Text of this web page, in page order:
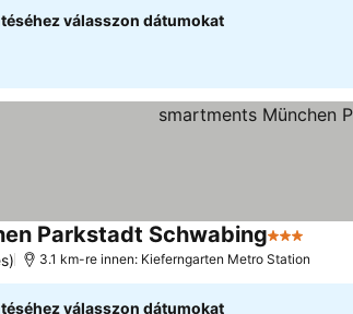
válasszon dátumokat
Parkstadt Schwabing3 Kategória
3.1 km-re innen: Kieferngarten Metro Station
válasszon dátumokat